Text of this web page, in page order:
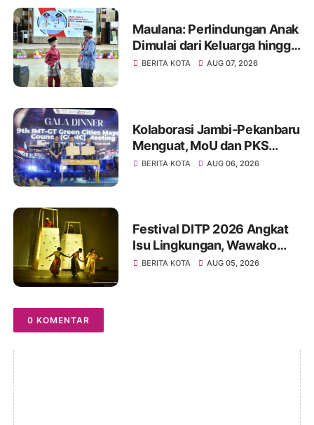
Maulana: Perlindungan Anak
Dimulai dari Keluarga hingga
Ruang Publik yang Ramah
BERITA KOTA AUG 07, 2026
Kolaborasi Jambi-Pekanbaru
Menguat, MoU dan PKS
Ditandatangani pada Gala
BERITA KOTA AUG 06, 2026
Festival DITP 2026 Angkat
Isu Lingkungan, Wawako
Diza Apresiasi Karya
BERITA KOTA AUG 05, 2026
0 KOMENTAR